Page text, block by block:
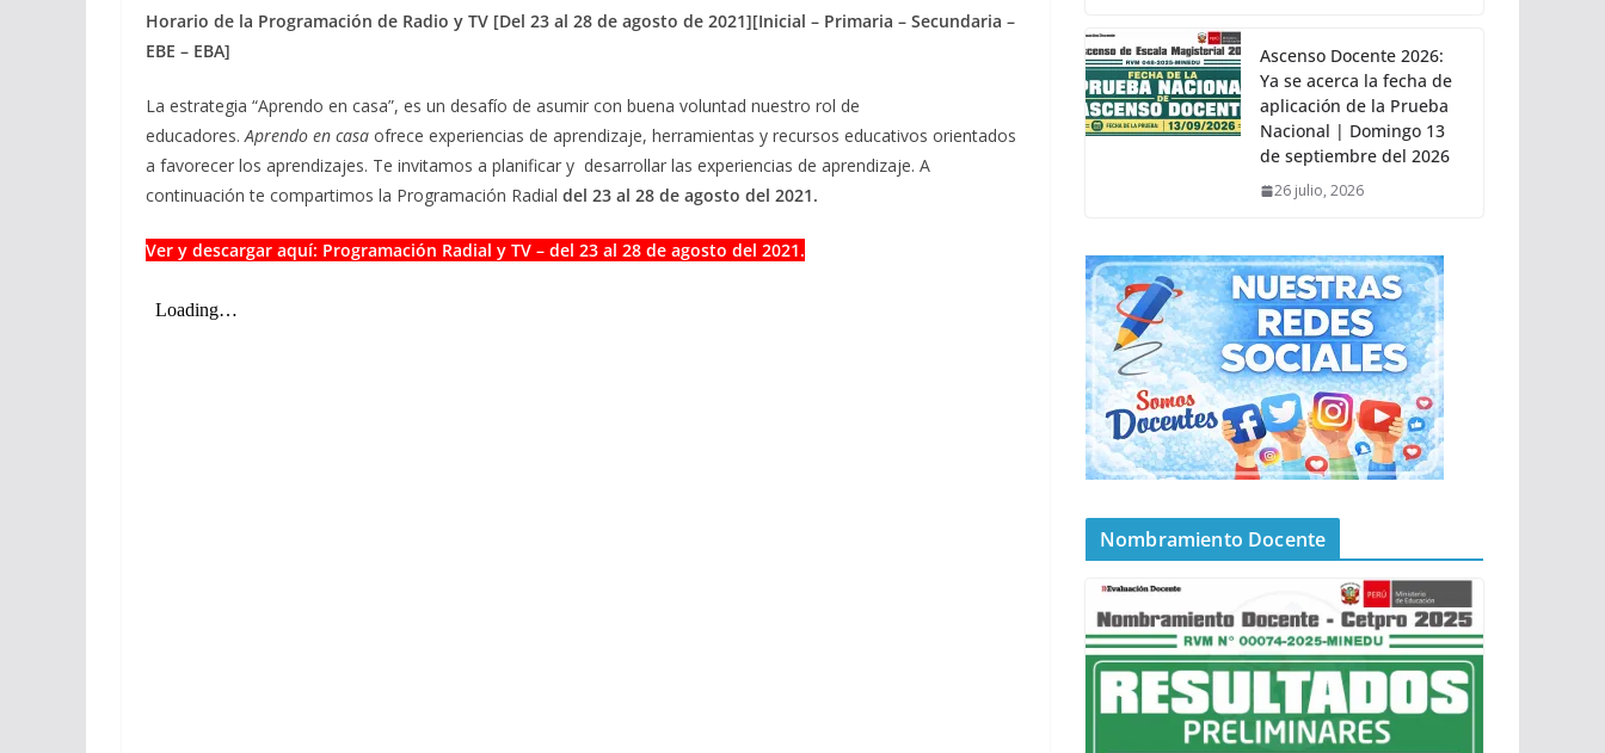
Horario de la Programación de Radio y TV [Del 23 al 28 de agosto de 2021][Inicial – Primaria – Secundaria –
EBE – EBA]
La estrategia “Aprendo en casa”, es un desafío de asumir con buena voluntad nuestro rol de
educadores.Aprendo en casa ofrece experiencias de aprendizaje, herramientas y recursos educativos orientados
a favorecer los aprendizajes. Te invitamos a planificar y desarrollar las experiencias de aprendizaje. A
continuación te compartimos la Programación Radial del 23 al 28 de agosto del 2021.
Ver y descargar aquí: Programación Radial y TV – del 23 al 28 de agosto del 2021.
Ascenso Docente 2026:
Ya se acerca la fecha de
aplicación de la Prueba
Nacional | Domingo 13
de septiembre del 2026
26 julio, 2026
Nombramiento Docente